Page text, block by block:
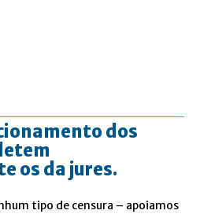
dos
os da jures.
tipo de censura – apoiamos